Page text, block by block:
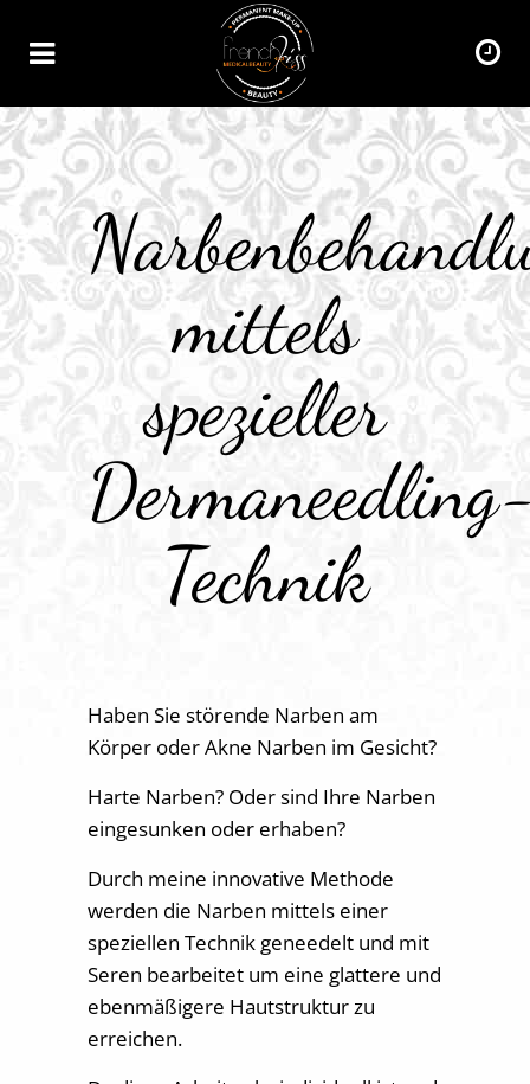
mittels
spezieller
Technik
Haben Sie störende Narben am
Körper oder Akne Narben im Gesicht?
Harte Narben? Oder sind Ihre Narben
eingesunken oder erhaben?
Durch meine innovative Methode
werden die Narben mittels einer
speziellen Technik geneedelt und mit
Seren bearbeitet um eine glattere und
ebenmäßigere Hautstruktur zu
erreichen.